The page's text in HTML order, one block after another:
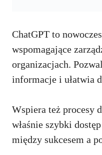
ChatGPT to
wspomagające
organizacjach.
informacje i ułatwia
Wspiera też procesy
właśnie szybki
między sukcesem a